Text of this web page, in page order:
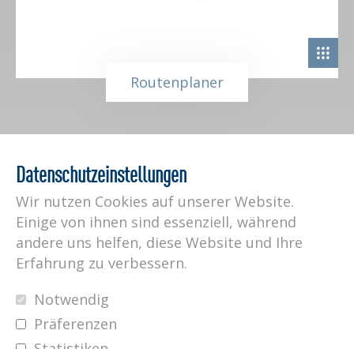
Routenplaner
Ihre Telefonnummer
Datenschutzeinstellungen
Wir nutzen Cookies auf unserer Website.
Einige von ihnen sind essenziell, während
andere uns helfen, diese Website und Ihre
Erfahrung zu verbessern.
Notwendig
Präferenzen